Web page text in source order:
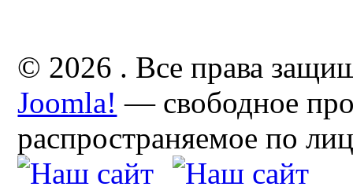
© 2026 . Все права
Joomla! — свободное
распространяемое по